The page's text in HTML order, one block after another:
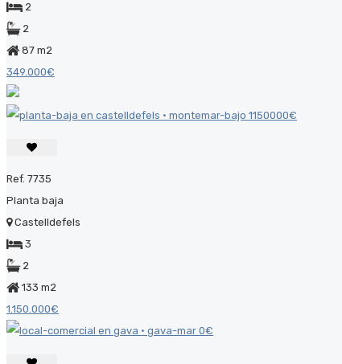
2
2
87 m2
349.000€
Ref. 7735
Planta baja
Castelldefels
3
2
133 m2
1.150.000€